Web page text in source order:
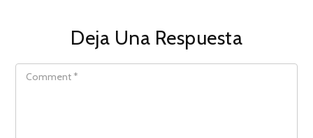
Deja Una Respuesta
COMMENT